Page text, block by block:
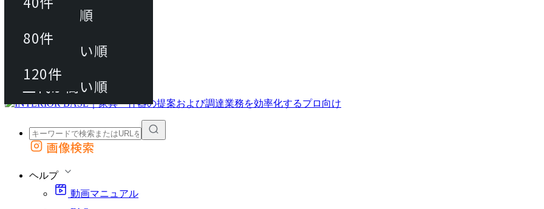
動画マニュアル
FAQ
カート
外部サイトの商品をカートに追加
画像検索
ヘルプ
動画マニュアル
80件
120件
おすすめ順
上代が安い順
上代が高い順
80件
120件